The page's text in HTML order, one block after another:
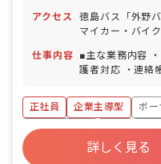
暇（法定通り／
連休相談OK）
休暇（取得率
護・看護休暇 ※年間休日105日
休3日制にするこ
日休んで土日に
アクセス
徳島バス「外野
マイカー・バイ
住・鴨島・川島
っしゃいます。
仕事内容
■主な業務内容
護者対応 ・連絡
特別活動中の見
補助 ※英語保育について 子どもへの基
本的活動への呼
動物果物などの
活用したり、一
正社員 企業主導型
ボー
社会保険完備
有給
福
残業少なめ
詳しく見る